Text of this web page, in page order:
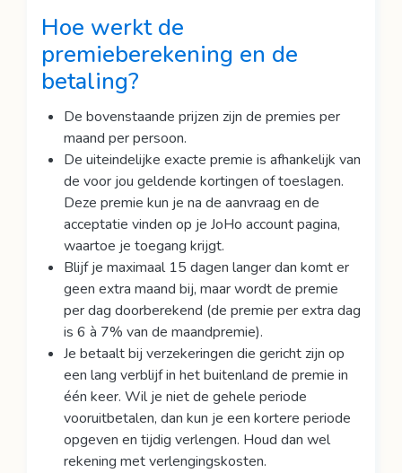
Hoe werkt de
premieberekening en de
betaling?
De bovenstaande prijzen zijn de premies per
maand per persoon.
De uiteindelijke exacte premie is afhankelijk van
de voor jou geldende kortingen of toeslagen.
Deze premie kun je na de aanvraag en de
acceptatie vinden op je JoHo account pagina,
waartoe je toegang krijgt.
Blijf je maximaal 15 dagen langer dan komt er
geen extra maand bij, maar wordt de premie
per dag doorberekend (de premie per extra dag
is 6 à 7% van de maandpremie).
Je betaalt bij verzekeringen die gericht zijn op
een lang verblijf in het buitenland de premie in
één keer. Wil je niet de gehele periode
vooruitbetalen, dan kun je een kortere periode
opgeven en tijdig verlengen. Houd dan wel
rekening met verlengingskosten.